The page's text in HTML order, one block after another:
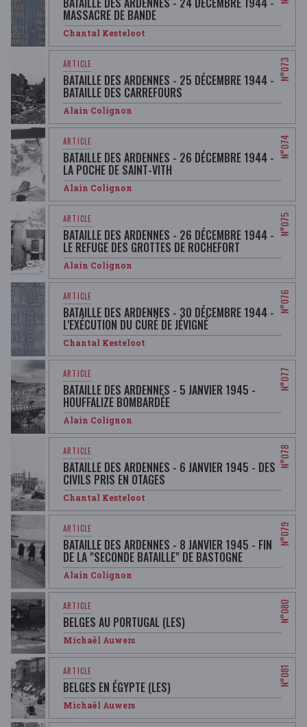
MASSACRE DE BANDE
Chantal Kesteloot
BATAILLE DES ARDENNES - 25 DÉCEMBRE 1944 -
BATAILLE DES CARREFOURS
Alain Colignon
BATAILLE DES ARDENNES - 26 DÉCEMBRE 1944 -
LA POCHE DE SAINT-VITH
Alain Colignon
BATAILLE DES ARDENNES - 26 DÉCEMBRE 1944 -
LE REFUGE DES GROTTES DE ROCHEFORT
Alain Colignon
BATAILLE DES ARDENNES - 30 DÉCEMBRE 1944 -
L'EXÉCUTION DU CURÉ DE JÉVIGNÉ
Chantal Kesteloot
BATAILLE DES ARDENNES - 5 JANVIER 1945 -
HOUFFALIZE BOMBARDÉE
Alain Colignon
BATAILLE DES ARDENNES - 6 JANVIER 1945 - DES
CIVILS PRIS EN OTAGES
Chantal Kesteloot
BATAILLE DES ARDENNES - 8 JANVIER 1945 - FIN
DE LA "SECONDE BATAILLE" DE BASTOGNE
Alain Colignon
BELGES AU PORTUGAL (LES)
Michaël Auwers
BELGES EN ÉGYPTE (LES)
Michaël Auwers